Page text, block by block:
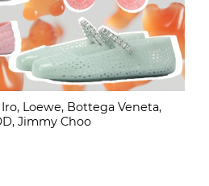
Loewe, Bottega Veneta,
Jimmy Choo